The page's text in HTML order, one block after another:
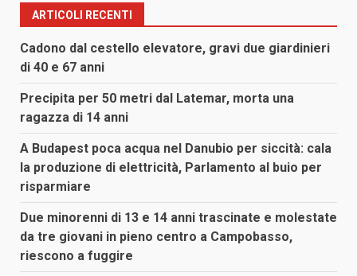
ARTICOLI RECENTI
Cadono dal cestello elevatore, gravi due giardinieri
di 40 e 67 anni
Precipita per 50 metri dal Latemar, morta una
ragazza di 14 anni
A Budapest poca acqua nel Danubio per siccità: cala
la produzione di elettricità, Parlamento al buio per
risparmiare
Due minorenni di 13 e 14 anni trascinate e molestate
da tre giovani in pieno centro a Campobasso,
riescono a fuggire